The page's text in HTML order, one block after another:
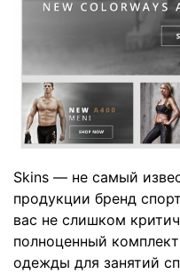
Skins — не самый
продукции бренд
вас не слишком
полноценный
одежды для занятий